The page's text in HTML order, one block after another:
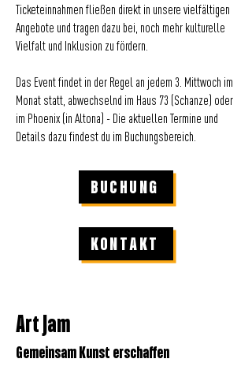
Ticketeinnahmen fließen direkt in unsere vielfältigen
Angebote und tragen dazu bei, noch mehr kulturelle
Vielfalt und Inklusion zu fördern.
Das Event findet in der Regel an jedem 3. Mittwoch im
Monat statt, abwechselnd im Haus 73 (Schanze) oder
im Phoenix (in Altona) - Die aktuellen Termine und
Details dazu findest du im Buchungsbereich.
BUCHUNG
KONTAKT
Art Jam
Gemeinsam Kunst erschaffen